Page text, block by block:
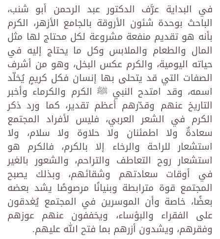
في البداية عرَّف الدكتور عبد الرحمن أبو شنب،
الباحث بوحدة شئون الأروقة بالجامع الأزهر، الكرم
بأنه هو تقديم منفعة مشروعة لكل محتاج لها مثل
المال والطعام والملابس وكل ما يحتاج إليه في
حياته اليومية، والكرم عكس البخل، وهو من أشرف
الصفات التي قد يتحلى بها إنسان فكل كريمٍ يُخلّد
اسمه، وقد امتدح النبي ﷺ الكرم والكرماء وأخبر
التاريخ عنهم وقدّرهم أعظم تقدير، كما ورد ذكر
الكرم في الشعر العربي، فليس لأفراد المجتمع
سعادةٌ ولا اطمئنان ولا حلاوة ولا سلام، ولا
استشعار للراحة والرخاء إلا بالكرم، فالكرم هو
استشعار روح التعاطف والتراحم، والشعور بالغير
في أوقات سعادتهم وشقائهم، وبذلك يصبح
المجتمع قوة مترابطة وبنيانًا مرصوصًا يشد بعضه
بعضًا، خاصة وأن الموسرين في المجتمع يُغدقون
على الفقراء والبؤساء، ويخففون عنهم عوزهم
وفقرهم، ويشدون أزرهم بما فتح الله عليهم.